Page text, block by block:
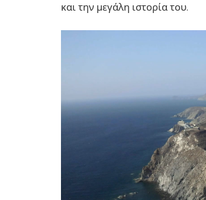
και την μεγάλη ιστορία του.